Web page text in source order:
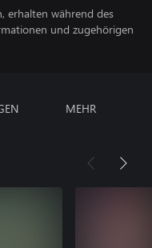
erhalten während des
und zugehörigen
MEHR